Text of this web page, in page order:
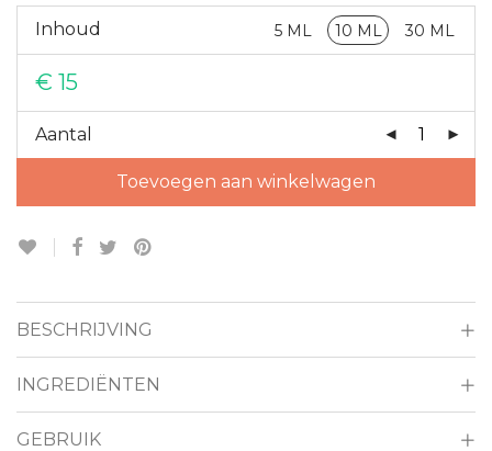
Inhoud 5 ML 10 ML 30 ML
€ 15
Aantal
Toevoegen aan winkelwagen
BESCHRIJVING
INGREDIËNTEN
GEBRUIK